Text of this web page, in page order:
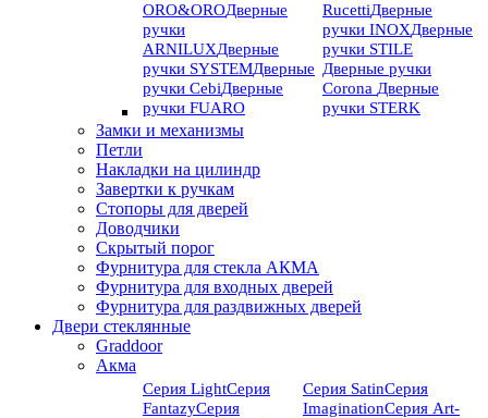
ORO&OROДверные
ручки
ARNILUXДверные
ручки SYSTEMДверные
ручки CebiДверные
ручки FUARO
RucettiДверные
ручки INOXДверные
ручки STILE
Дверные ручки
Corona Дверные
ручки STERK
Замки и механизмы
Петли
Накладки на цилиндр
Завертки к ручкам
Стопоры для дверей
Доводчики
Скрытый порог
Фурнитура для стекла АКМА
Фурнитура для входных дверей
Фурнитура для раздвижных дверей
Двери стеклянные
Graddoor
Акма
Серия LightСерия
FantazyСерия
Серия SatinСерия
ImaginationСерия Art-